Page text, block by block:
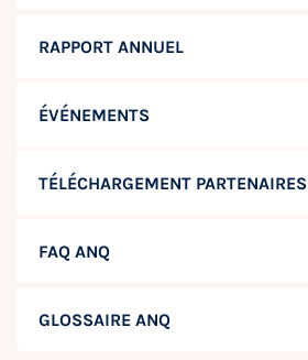
RAPPORT ANNUEL
ÉVÉNEMENTS
TÉLÉCHARGEMENT PARTENAIRES
FAQ ANQ
GLOSSAIRE ANQ